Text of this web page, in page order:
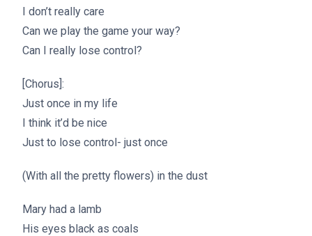
I don’t really care
Can we play the game your way?
Can I really lose control?
[Chorus]:
Just once in my life
I think it’d be nice
Just to lose control- just once
(With all the pretty flowers) in the dust
Mary had a lamb
His eyes black as coals